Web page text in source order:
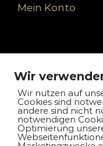
Mein Konto
Kontakt
Impressum
Datenschutz
Wir
Wir nutzen auf
Cookies sind
andere sind nicht
notwendigen
Optimierung